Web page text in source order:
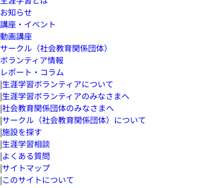
お知らせ
講座・イベント
動画講座
サークル（社会教育関係団体）
ボランティア情報
レポート・コラム
|生涯学習ボランティアについて
|生涯学習ボランティアのみなさまへ
|社会教育関係団体のみなさまへ
|サークル（社会教育関係団体）について
|施設を探す
|生涯学習相談
|よくある質問
|サイトマップ
|このサイトについて